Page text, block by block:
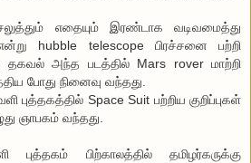
எதையும் இரண்டாக வடிவமைத்து
hubble telescope பிரச்சனை பற்றி
தகவல் அந்த படத்தில் Mars rover மாற்றி
போது நினைவு வந்தது.
Space Suit பற்றிய குறிப்புகள்
ஞாபகம் வந்தது.
பிற்காலத்தில் தமிழர்கருக்கு